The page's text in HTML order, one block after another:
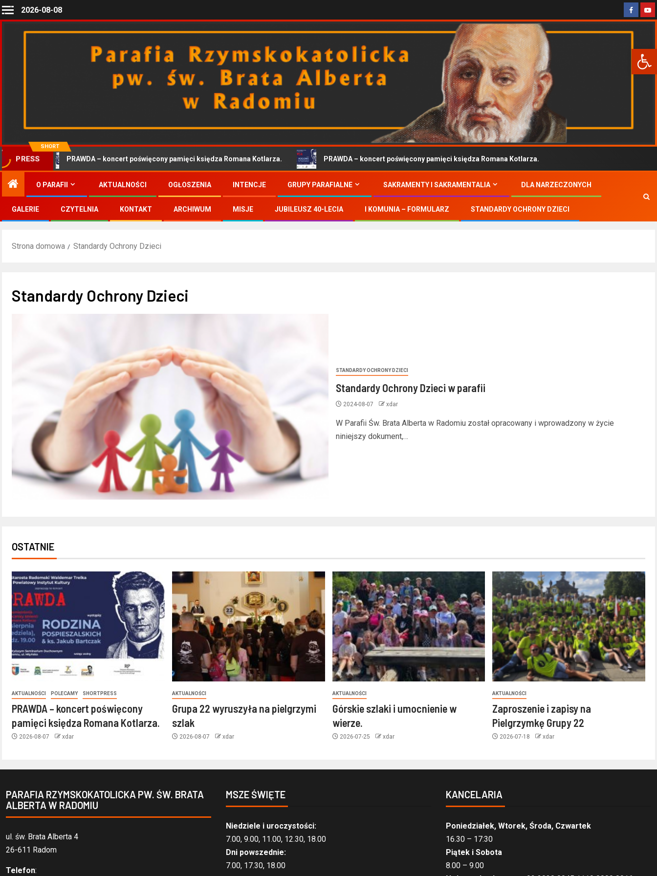
2026-08-08
SHORT
PRESS PRAWDA – koncert poświęcony pamięci księdza Romana Kotlarza. PRAWDA – koncert poświęcony pamięci księdza Romana Kotlarza.
O PARAFII AKTUALNOŚCI OGŁOSZENIA INTENCJE GRUPY PARAFIALNE SAKRAMENTY I SAKRAMENTALIA DLA NARZECZONYCH
GALERIE CZYTELNIA KONTAKT ARCHIWUM MISJE JUBILEUSZ 40-LECIA I KOMUNIA – FORMULARZ STANDARDY OCHRONY DZIECI
Strona domowa Standardy Ochrony Dzieci
Standardy Ochrony Dzieci
STANDARDY OCHRONY DZIECI
Standardy Ochrony Dzieci w parafii
2024-08-07 xdar
W Parafii Św. Brata Alberta w Radomiu został opracowany i wprowadzony w życie
niniejszy dokument,…
OSTATNIE
AKTUALNOŚCI POLECAMY SHORTPRESS
PRAWDA – koncert poświęcony
pamięci księdza Romana Kotlarza.
2026-08-07 xdar
AKTUALNOŚCI
Grupa 22 wyruszyła na pielgrzymi
szlak
2026-08-07 xdar
AKTUALNOŚCI
Górskie szlaki i umocnienie w
wierze.
2026-07-25 xdar
AKTUALNOŚCI
Zaproszenie i zapisy na
Pielgrzymkę Grupy 22
2026-07-18 xdar
PARAFIA RZYMSKOKATOLICKA PW. ŚW. BRATA
ALBERTA W RADOMIU
ul. św. Brata Alberta 4
26-611 Radom
Telefon:
MSZE ŚWIĘTE
Niedziele i uroczystości:
7.00, 9.00, 11.00, 12.30, 18.00
Dni powszednie:
7.00, 17.30, 18.00
KANCELARIA
Poniedziałek, Wtorek, Środa, Czwartek
16.30 – 17:30
Piątek i Sobota
8.00 – 9.00